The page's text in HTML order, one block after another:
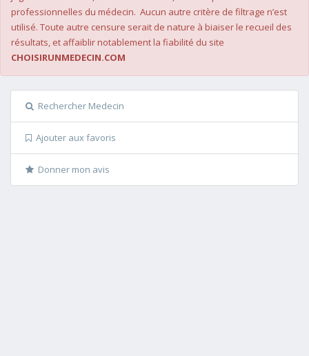
professionnelles du médecin. Aucun autre critère de filtrage n’est
utilisé. Toute autre censure serait de nature à biaiser le recueil des
résultats, et affaiblir notablement la fiabilité du site
CHOISIRUNMEDECIN.COM
Rechercher Medecin
Ajouter aux favoris
Donner mon avis